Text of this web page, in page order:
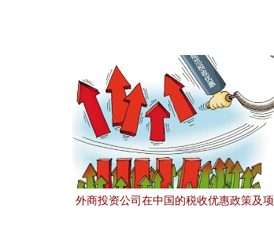
外商投资公司在中国的税收优惠政策及项